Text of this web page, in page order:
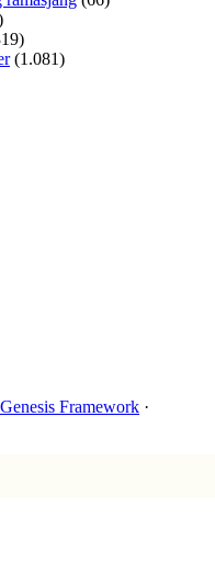
(1.081)
Genesis Framework ·